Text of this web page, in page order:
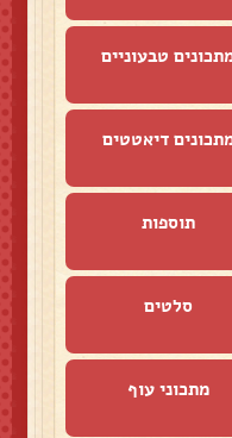
טבעוניים
דיאטטים
תוספות
סלטים
מתכוני עוף